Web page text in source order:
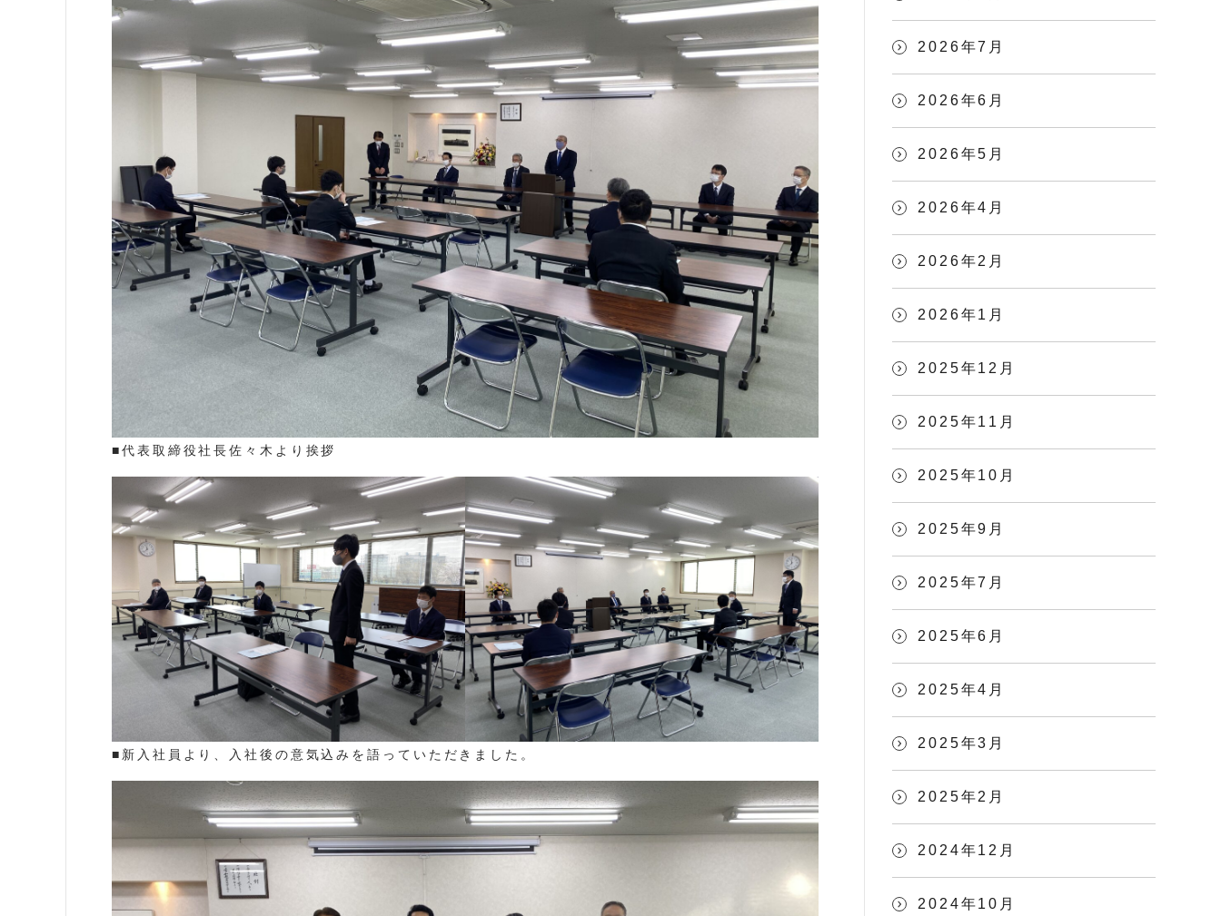
■代表取締役社長佐々木より挨拶
■新入社員より、入社後の意気込みを語っていただきました。
2026年7月
2026年6月
2026年5月
2026年4月
2026年2月
2026年1月
2025年12月
2025年11月
2025年10月
2025年9月
2025年7月
2025年6月
2025年4月
2025年3月
2025年2月
2024年12月
2024年10月